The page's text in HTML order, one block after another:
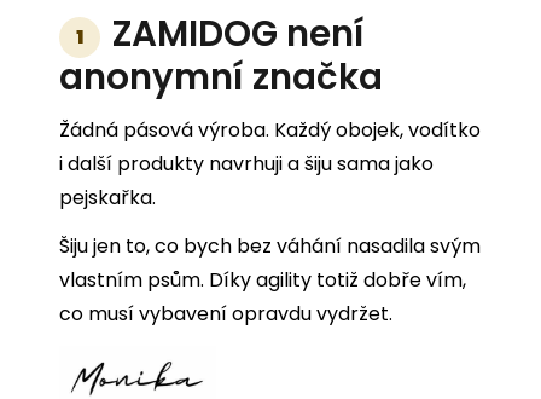
1
ZAMIDOG není
anonymní značka
Žádná pásová výroba. Každý obojek, vodítko
i další produkty navrhuji a šiju sama jako
pejskařka.
Šiju jen to, co bych bez váhání nasadila svým
vlastním psům. Díky agility totiž dobře vím,
co musí vybavení opravdu vydržet.